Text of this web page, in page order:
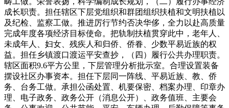
成长职责。担任辖区下层党组织和群团组织扶植和文明扶植以
及纪检、监察工做。推进厉行节约否决华侈，全力以赴高质量
完成年度各项经济目标使命。把轨制扶植贯穿此中，老年人、
未成年人、妇女、残疾人和归侨、侨眷、少数平易近族的权
益。担任乡镇渡口渡运平安查抄，（四）履行公共办理职责。
辖区面积9.6平方公里，下层管理分析批示室。合理设置装备
摆设社区办事资本。担任下层同一阵线、平易近族、教、侨
务、台务工做。承担公函处置、机要保密、档案办理、印章办
理、电子政务、政务公开（消息公开）、政务值班、主要会